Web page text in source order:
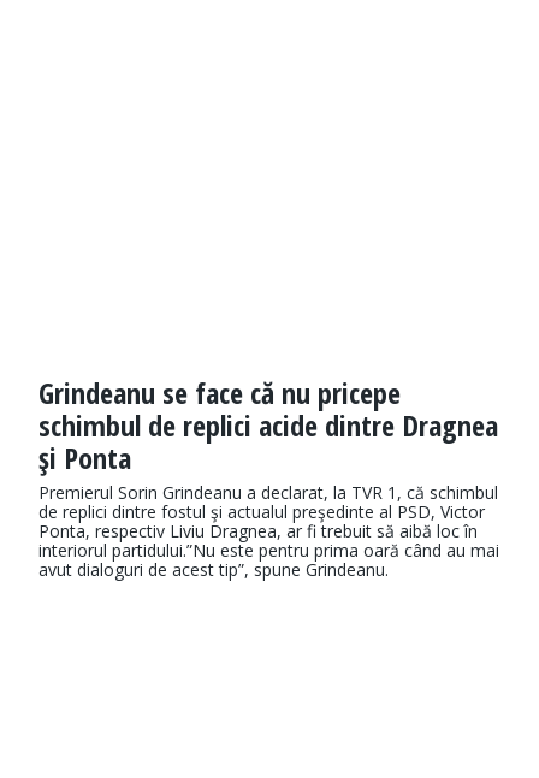
Grindeanu se face că nu pricepe
schimbul de replici acide dintre Dragnea
şi Ponta
Premierul Sorin Grindeanu a declarat, la TVR 1, că schimbul
de replici dintre fostul şi actualul preşedinte al PSD, Victor
Ponta, respectiv Liviu Dragnea, ar fi trebuit să aibă loc în
interiorul partidului.”Nu este pentru prima oară când au mai
avut dialoguri de acest tip”, spune Grindeanu.